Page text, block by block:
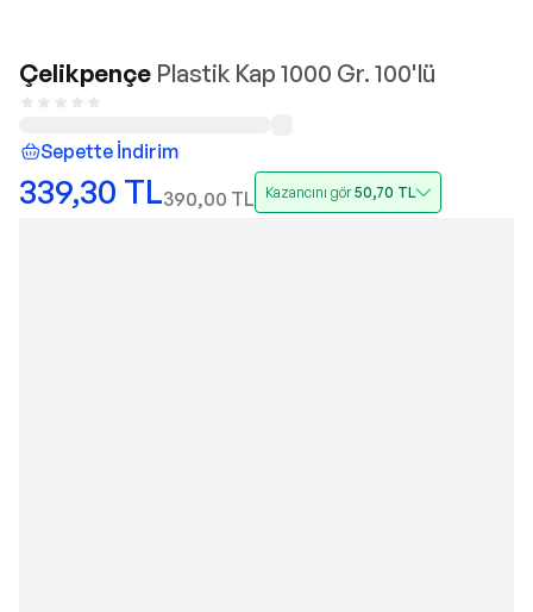
Çelikpençe Plastik Kap 1000 Gr. 100'lü
Sepette İndirim
339,30 TL390,00 TL Kazancını gör50,70 TL